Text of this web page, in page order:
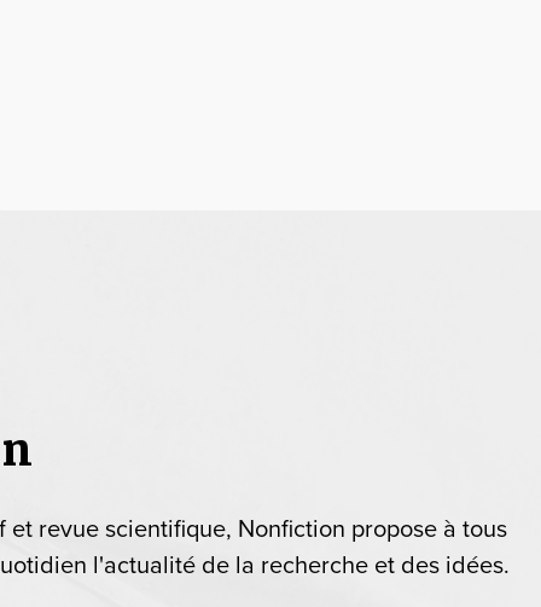
revue scientifique, Nonfiction propose à tous
l'actualité de la recherche et des idées.